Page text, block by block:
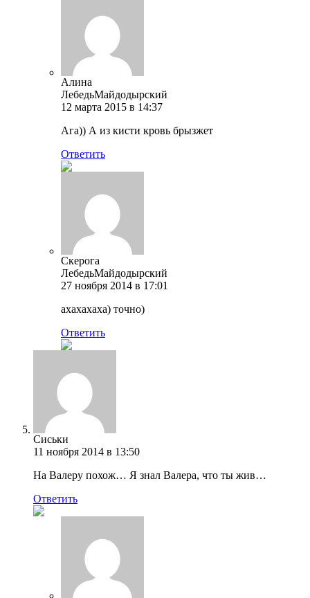
Алина
ЛебедьМайдодырский
12 марта 2015 в 14:37
Ага)) А из кисти кровь брызжет
Ответить
Скерога
ЛебедьМайдодырский
27 ноября 2014 в 17:01
ахахахаха) точно)
Ответить
Сиськи
11 ноября 2014 в 13:50
На Валеру похож… Я знал Валера, что ты жив…
Ответить